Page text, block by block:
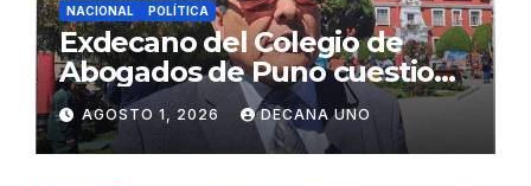
NACIONAL POLÍTICA
Exdecano del Colegio de
Abogados de Puno cuestiona
propuestas sobre seguridad
ciudadana
AGOSTO 1, 2026 DECANA UNO